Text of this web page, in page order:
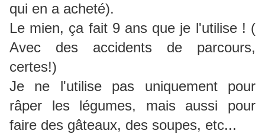
qui en a acheté).
Le mien, ça fait 9 ans que je l'utilise ! (
Avec des accidents de parcours,
certes!)
Je ne l'utilise pas uniquement pour
râper les légumes, mais aussi pour
faire des gâteaux, des soupes, etc...